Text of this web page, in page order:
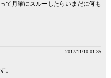
て月曜にスルーしたらいまだに何も
2017/11/10 01:35
。